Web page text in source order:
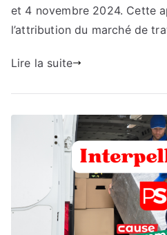
et 4 novembre 2024. Cette
l’attribution du marché de
Lire la suite